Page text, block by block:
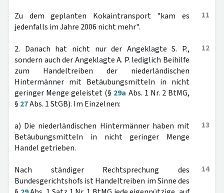
11
Zu dem geplanten Kokaintransport "kam es
jedenfalls im Jahre 2006 nicht mehr".
12
2. Danach hat nicht nur der Angeklagte S. P.,
sondern auch der Angeklagte A. P. lediglich Beihilfe
zum Handeltreiben der niederländischen
Hintermänner mit Betäubungsmitteln in nicht
geringer Menge geleistet (§ 29a Abs. 1 Nr. 2 BtMG,
§ 27Abs. 1 StGB). Im Einzelnen:
13
a) Die niederländischen Hintermänner haben mit
Betäubungsmitteln in nicht geringer Menge
Handel getrieben.
14
Nach ständiger Rechtsprechung des
Bundesgerichtshofs ist Handeltreiben im Sinne des